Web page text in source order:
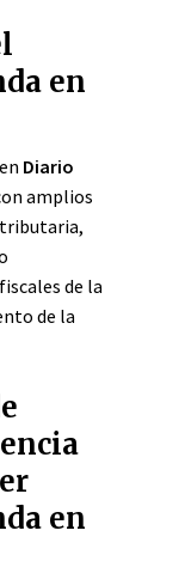
en
Diario
amplios
de la
de la
en